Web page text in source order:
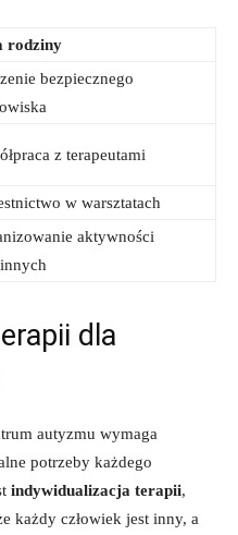
rodziny
bezpiecznego
z terapeutami
w warsztatach
aktywności
dla
autyzmu wymaga
potrzeby każdego
indywidualizacja terapii,
każdy człowiek jest inny, a